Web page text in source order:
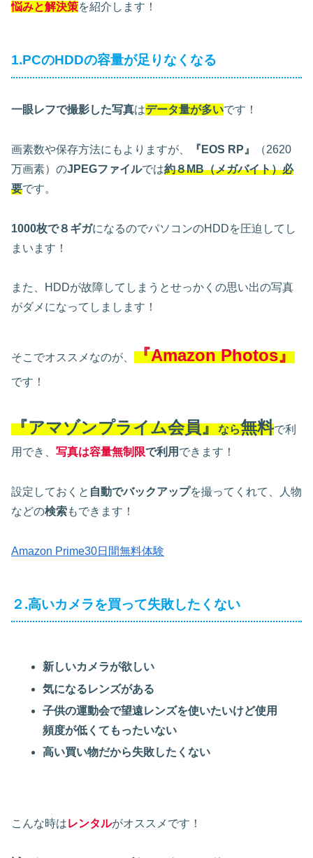
悩みと解決策を紹介します！
1.PCのHDDの容量が足りなくなる
一眼レフで撮影した写真はデータ量が多いです！
画素数や保存方法にもよりますが、 『EOS RP』
（2620
万画素）のJPEGファイルでは約８MB（メガバイト）必
要です。
1000枚で８ギガになるのでパソコンのHDDを圧迫してし
まいます！
また、HDDが故障してしまうとせっかくの思い出の写真
がダメになってしまします！
そこでオススメなのが、 『Amazon Photos』
です！
『アマゾンプライム会員』なら無料で利
用でき、 写真は容量無制限で利用 できます！
設定しておくと 自動でバックアップを撮ってくれて、人物
などの検索もできます！
Amazon Prime30日間無料体験
２.高いカメラを買って失敗したくない
新しいカメラが欲しい
気になるレンズがある
子供の運動会で望遠レンズを使いたいけど使用
頻度が低くてもったいない
高い買い物だから失敗したくない
こんな時はレンタルがオススメです！